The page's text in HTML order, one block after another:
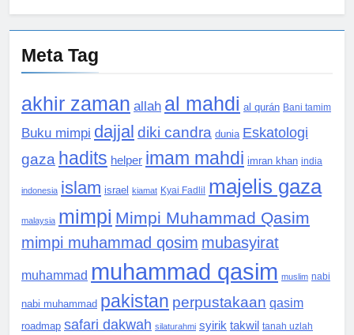
Meta Tag
akhir zaman allah al mahdi al qurán Bani tamim
Buku mimpi dajjal diki candra dunia Eskatologi
gaza hadits helper imam mahdi imran khan india
indonesia islam israel kiamat Kyai Fadlil majelis gaza
malaysia mimpi Mimpi Muhammad Qasim
mimpi muhammad qosim mubasyirat
muhammad muhammad qasim muslim nabi
nabi muhammad pakistan perpustakaan qasim
roadmap safari dakwah silaturahmi syirik takwil tanah uzlah